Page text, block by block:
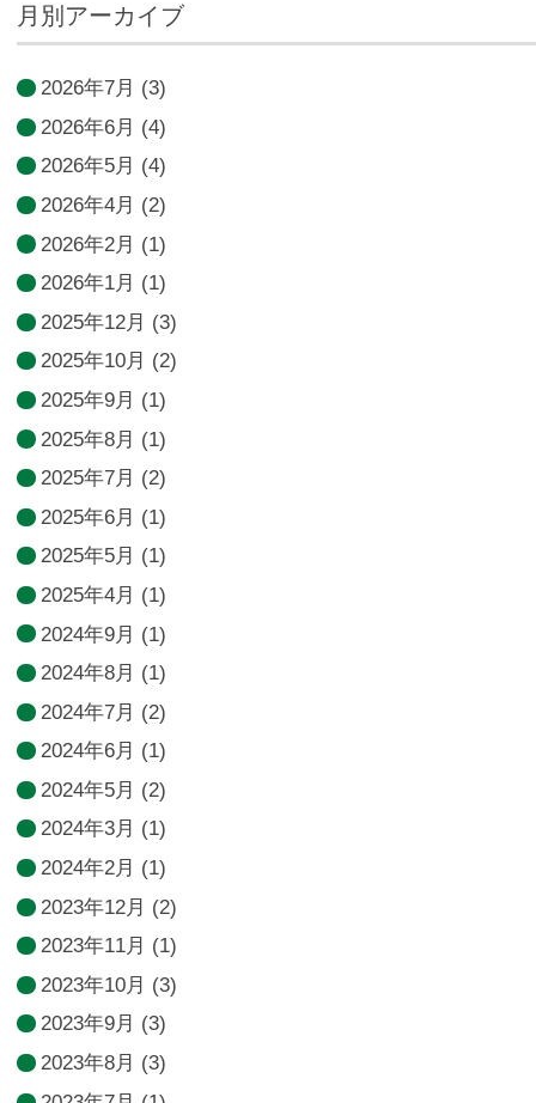
月別アーカイブ
2026年7月 (3)
2026年6月 (4)
2026年5月 (4)
2026年4月 (2)
2026年2月 (1)
2026年1月 (1)
2025年12月 (3)
2025年10月 (2)
2025年9月 (1)
2025年8月 (1)
2025年7月 (2)
2025年6月 (1)
2025年5月 (1)
2025年4月 (1)
2024年9月 (1)
2024年8月 (1)
2024年7月 (2)
2024年6月 (1)
2024年5月 (2)
2024年3月 (1)
2024年2月 (1)
2023年12月 (2)
2023年11月 (1)
2023年10月 (3)
2023年9月 (3)
2023年8月 (3)